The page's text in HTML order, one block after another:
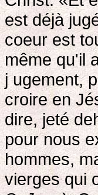
est déjà
coeur est
même qu'il
j ugement,
croire en
dire, jeté
pour nous
hommes,
vierges qui